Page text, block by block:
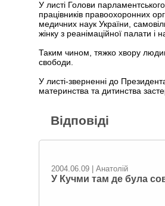
У листі Голови
працівників правоохоронних
медичних наук України,
жінку з реанімаційної палати і
Таким чином, тяжко хвору
свободи.
У листі-зверненні до
материнства та дитинства
Відповіді
2004.06.09 | Анатолій
У Кучми там де була